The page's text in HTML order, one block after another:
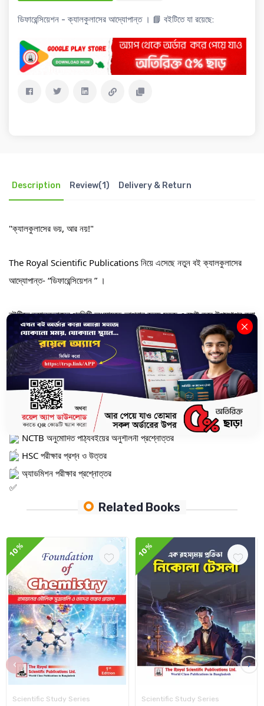
ডিফারেন্সিয়েশন - ক্যালকুলাসের আদ্যোপান্ত । 📘 বইটিতে যা রয়েছে:
Description Review(1) Delivery & Return
"ক্যালকুলাসের ভয়, আর নয়!"
The Royal Scientific Publications নিয়ে এসেছে নতুন বই ক্যালকুলাসের
আদ্যোপান্ত- “ডিফারেন্সিয়েশন ” ।
বইটিতে ক্যালকুলাসের প্রতিটি অধ্যায়কে আপনার জন্য সহজ ও স্পষ্ট করে উপস্থাপন করা
হয়েছে, যাতে আপনি ক্যালকুলাসের প্রতিটি বিষয় সহজে বুঝতে ও শিখতে পারেন।
বইটিতে যা রয়েছে:
প্রয়োজনীয় সূত্রাবলি
অধ্যায়ভিত্তিক বিশ্লেষণ ও আলোচনা
Short-Cut Exclusives
NCTB অনুমোদিত পাঠ্যবইয়ের অনুশীলনী প্রশ্নোত্তর
HSC পরীক্ষার প্রশ্ন ও উত্তর
অ্যাডমিশন পরীক্ষার প্রশ্নোত্তর
Related Books
10%
Scientific Study Series
10%
Scientific Study Series
‹ ›